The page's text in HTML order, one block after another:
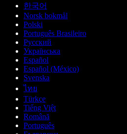
한국어
Norsk bokmål
Polski
Português Brasileiro
Русский
Українська
Español
Español (México)
Svenska
ไทย
Türkçe
Tiếng Việt
Română
Português